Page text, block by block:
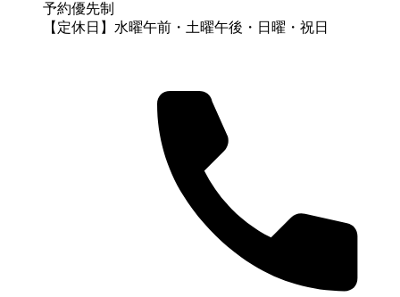
予約優先制
【定休日】水曜午前・土曜午後・日曜・祝日